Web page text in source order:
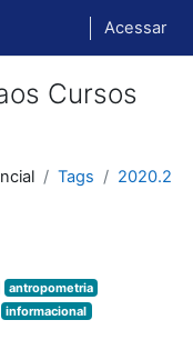
Acessar
Cursos
Tags 2020.2
antropometria
informacional